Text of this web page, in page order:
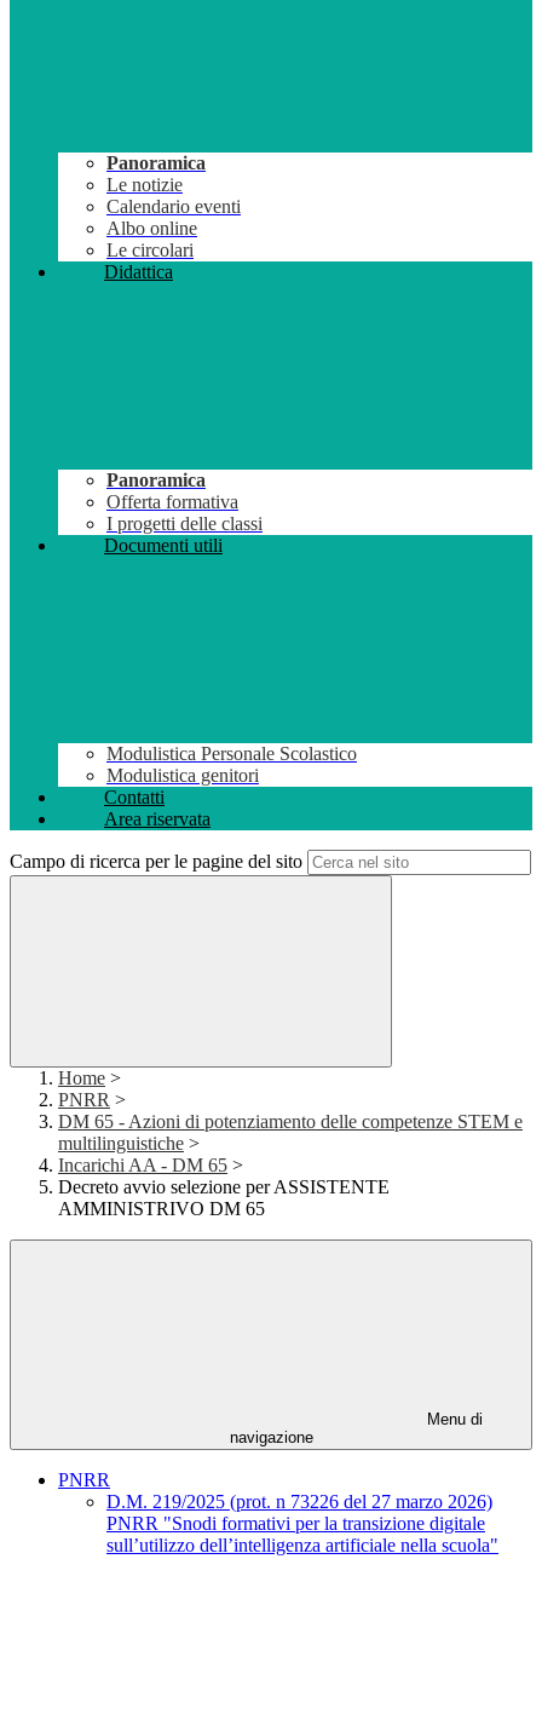
Panoramica
Le notizie
Calendario eventi
Albo online
Le circolari
Didattica
Panoramica
Offerta formativa
I progetti delle classi
Documenti utili
Modulistica Personale Scolastico
Modulistica genitori
Contatti
Area riservata
Campo di ricerca per le pagine del sito
Home >
PNRR >
DM 65 - Azioni di potenziamento delle competenze STEM e
multilinguistiche >
Incarichi AA - DM 65 >
Decreto avvio selezione per ASSISTENTE
AMMINISTRIVO DM 65
Menu di
navigazione
PNRR
D.M. 219/2025 (prot. n 73226 del 27 marzo 2026)
PNRR "Snodi formativi per la transizione digitale
sull’utilizzo dell’intelligenza artificiale nella scuola"